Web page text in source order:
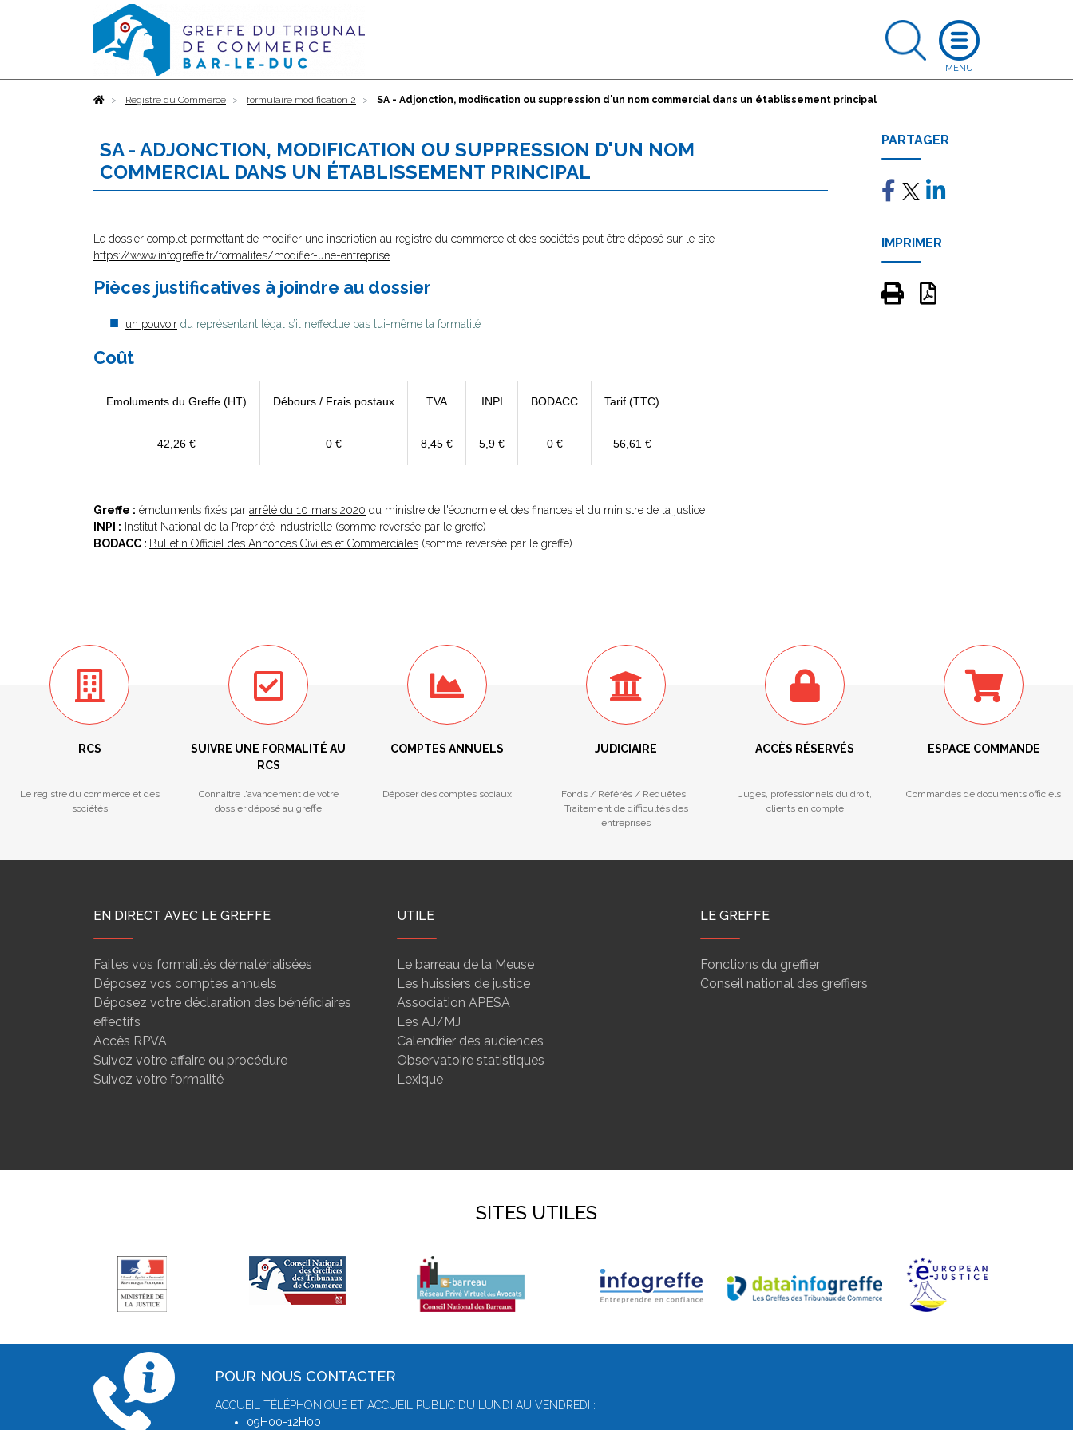
AccueilRegistre du Commerce formulaire modification 2 SA - Adjonction, modification ou suppression d'un nom commercial dans un établissement principal
SA - ADJONCTION, MODIFICATION OU SUPPRESSION D'UN NOM
COMMERCIAL DANS UN ÉTABLISSEMENT PRINCIPAL
Le dossier complet permettant de modifier une inscription au registre du commerce et des sociétés peut être déposé sur le site
https://www.infogreffe.fr/formalites/modifier-une-entreprise
Pièces justificatives à joindre au dossier
un pouvoir du représentant légal s’il n’effectue pas lui-même la formalité
Coût
Emoluments du Greffe (HT) Débours / Frais postaux TVA INPI BODACC Tarif (TTC)
42,26 € 0 € 8,45 € 5,9 € 0 € 56,61 €
Greffe : émoluments fixés par arrêté du 10 mars 2020 du ministre de l'économie et des finances et du ministre de la justice
INPI : Institut National de la Propriété Industrielle (somme reversée par le greffe)
BODACC : Bulletin Officiel des Annonces Civiles et Commerciales (somme reversée par le greffe)
PARTAGER
IMPRIMER
RCS
Le registre du commerce et des
sociétés
SUIVRE UNE FORMALITÉ AU
RCS
Connaitre l'avancement de votre
dossier déposé au greffe
COMPTES ANNUELS
Déposer des comptes sociaux
JUDICIAIRE
Fonds / Référés / Requêtes.
Traitement de difficultés des
entreprises
ACCÈS RÉSERVÉS
Juges, professionnels du droit,
clients en compte
ESPACE COMMANDE
Commandes de documents officiels
EN DIRECT AVEC LE GREFFE
Faites vos formalités dématérialisées
Déposez vos comptes annuels
Déposez votre déclaration des bénéficiaires
effectifs
Accès RPVA
Suivez votre affaire ou procédure
Suivez votre formalité
UTILE
Le barreau de la Meuse
Les huissiers de justice
Association APESA
Les AJ/MJ
Calendrier des audiences
Observatoire statistiques
Lexique
LE GREFFE
Fonctions du greffier
Conseil national des greffiers
SITES UTILES
POUR NOUS CONTACTER
ACCUEIL TÉLÉPHONIQUE ET ACCUEIL PUBLIC DU LUNDI AU VENDREDI :
09H00-12H00